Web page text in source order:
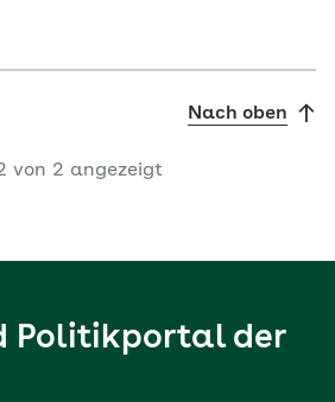
Nach oben
von 2 angezeigt
Politikportal der